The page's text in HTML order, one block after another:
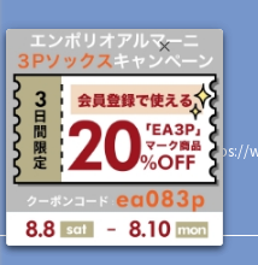
会社概要
株式会社ナイガイ
(東証スタンダード市場上場)
107-0052
東京都港区赤坂7丁目8-5https://
店舗一覧